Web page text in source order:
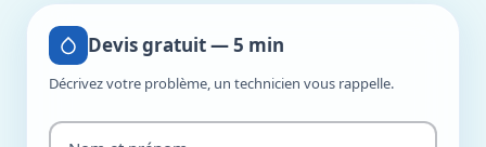
Devis gratuit — 5 min
Décrivez votre problème, un technicien vous rappelle.